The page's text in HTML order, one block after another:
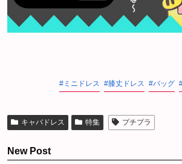
ミニドレス 膝丈ドレス バッグ
キャバドレス 特集 プチプラ
New Post